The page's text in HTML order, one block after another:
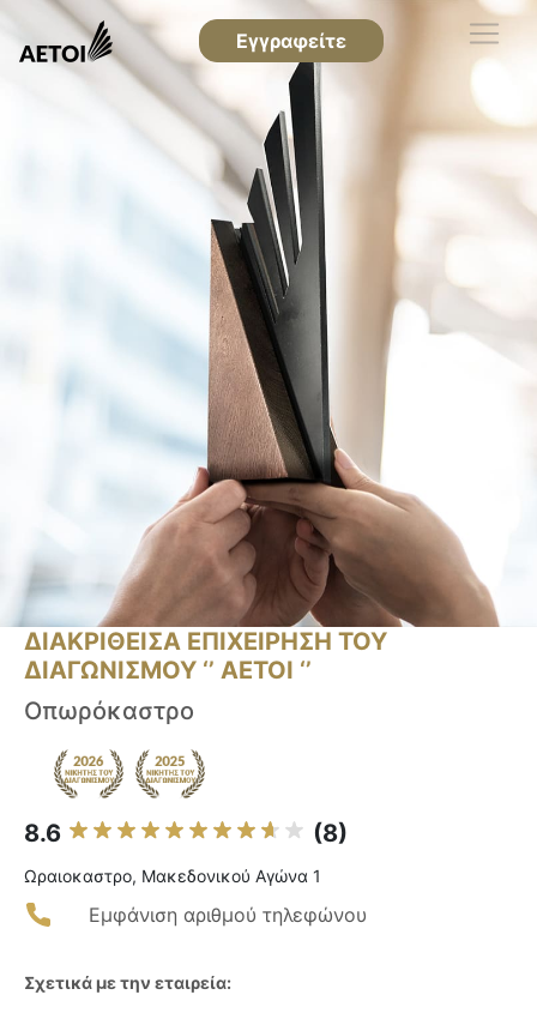
Εγγραφείτε
ΔΙΑΚΡΙΘΕΙΣΑ ΕΠΙΧΕΙΡΗΣΗ ΤΟΥ
ΔΙΑΓΩΝΙΣΜΟΥ ‘’ ΑΕΤΟΙ ‘’
Οπωρόκαστρο
8.6 (8)
Ωραιοκαστρο, Μακεδονικού Αγώνα 1
Εμφάνιση αριθμού τηλεφώνου
Σχετικά με την εταιρεία: